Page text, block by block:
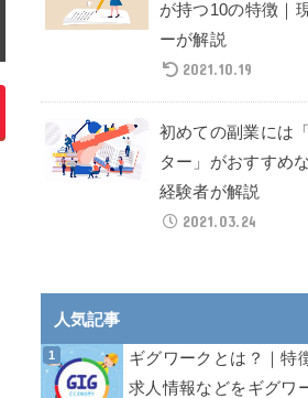
が持つ10の特徴｜
ーが解説
2021.10.19
初めての副業には
ター」がおすすめ
経験者が解説
2021.03.24
人気記事
ギグワークとは？｜特
求人情報などをギグワ